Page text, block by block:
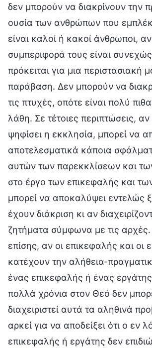
δεν μπορούν να διακρίνουν την
ουσία των ανθρώπων που
είναι καλοί ή κακοί άνθρωποι,
συμπεριφορά τους είναι συνεχώς
πρόκειται για μια περιστασιακή
παράβαση. Δεν μπορούν να
τις πτυχές, οπότε είναι πολύ
λάθη. Σε τέτοιες περιπτώσεις, αν
ψηφίσει η εκκλησία, μπορεί να
αποτελεσματικά κάποια
αυτών των παρεκκλίσεων και
στο έργο των επικεφαλής και
μπορεί να αποκαλύψει εντελώς
έχουν διάκριση κι αν
ζητήματα σύμφωνα με τις
επίσης, αν οι επικεφαλής και οι
κατέχουν την αλήθεια-
ένας επικεφαλής ή ένας εργάτης
πολλά χρόνια στον Θεό δεν
διαχειριστεί αυτά τα αληθινά
αρκεί για να αποδείξει ότι ο εν
επικεφαλής ή εργάτης δεν